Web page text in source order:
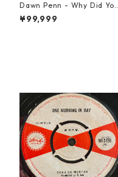
Dawn Penn - Why Did
Lie【7-21938】
¥99,999